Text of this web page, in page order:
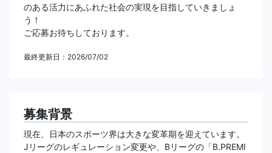
のある活力にあふれた社会の実現を目指していきましょ
う！
ご応募お待ちしております。
最終更新日：2026/07/02
募集背景
現在、日本のスポーツ界は大きな変革期を迎えています。
Jリーグのレギュレーション変更や、Bリーグの「B.PREMI